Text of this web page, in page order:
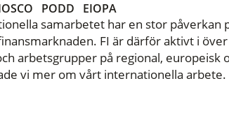
PODD EIOPA
samarbetet har en stor påverkan
FI är därför aktivt i
arbetsgrupper på regional, europeisk
vi mer om vårt internationella arbete.